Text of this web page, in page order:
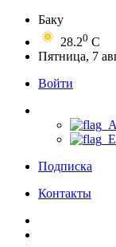
Баку
28.20 C
Пятница, 7
Войти
Подписка
Контакты